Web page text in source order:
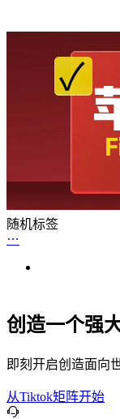
随机标签
创造一个强
即刻开启创造面向
从Tiktok矩阵开始